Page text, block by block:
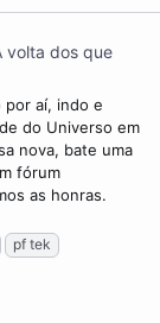
volta dos que
por aí, indo e
do Universo em
nova, bate uma
fórum
as honras.
pf tek